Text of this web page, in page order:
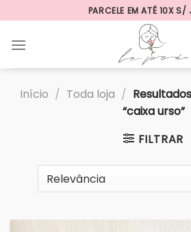
to
content
PARCELE EM ATÉ 10X S/
Início / Toda loja /
“caixa urso”
FILTRAR